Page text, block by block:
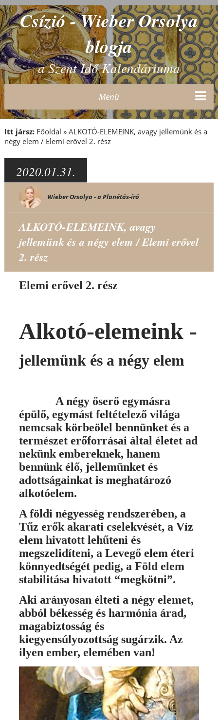
Csízió - Wieber Orsolya
blogja
a Szent Idő Kalendáriuma
Menü
Itt jársz: Főoldal » ALKOTÓ-ELEMEINK, avagy jellemünk és a
négy elem / Elemi erővel 2. rész
2020.01.31.
Wieber Orsolya - a Planétás-író
ALKOTÓ-ELEMEINK, avagy
jellemünk és a négy elem / Elemi erővel
2. rész
Elemi erővel 2. rész
Alkotó-elemeink -
jellemünk és a négy elem
A négy őserő egymásra
épülő, egymást feltételező világa
nemcsak körbeölel bennünket és a
természet erőforrásai által életet ad
nekünk embereknek, hanem
bennünk élő, jellemünket és
adottságainkat is meghatározó
alkotóelem.
A földi négyesség rendszerében, a
Tűz erők akarati cselekvését, a Víz
elem hivatott lehűteni és
megszelidíteni, a Levegő elem éteri
könnyedtségét pedig, a Föld elem
stabilitása hivatott “megkötni”.
Aki arányosan élteti a négy elemet,
abból békesség és harmónia árad,
magabiztosság és
kiegyensúlyozottság sugárzik. Az
ilyen ember, elemében van!